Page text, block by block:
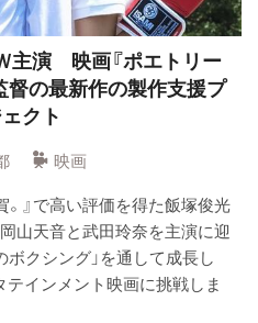
主演 映画『ポエトリー
督の最新作の製作支援プ
クト
映画
。』で高い評価を得た飯塚俊光
山天音と武田玲奈を主演に迎
ボクシング」を通して成長し
インメント映画に挑戦しま